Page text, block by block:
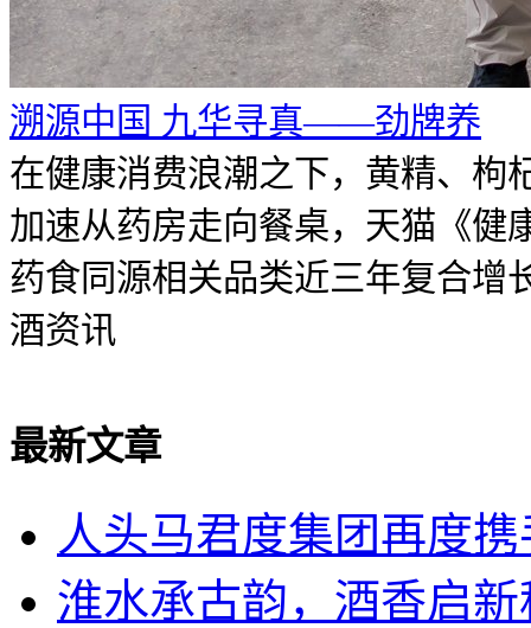
溯源中国 九华寻真——劲牌养
在健康消费浪潮之下，黄精、枸
加速从药房走向餐桌，天猫《健
药食同源相关品类近三年复合增
酒资讯
最新文章
人头马君度集团再度
淮水承古韵，酒香启